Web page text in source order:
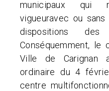
municipaux qui
vigueuravec ou
dispositions
Conséquemment, le
Ville de Carignan
ordinaire du 4
centre